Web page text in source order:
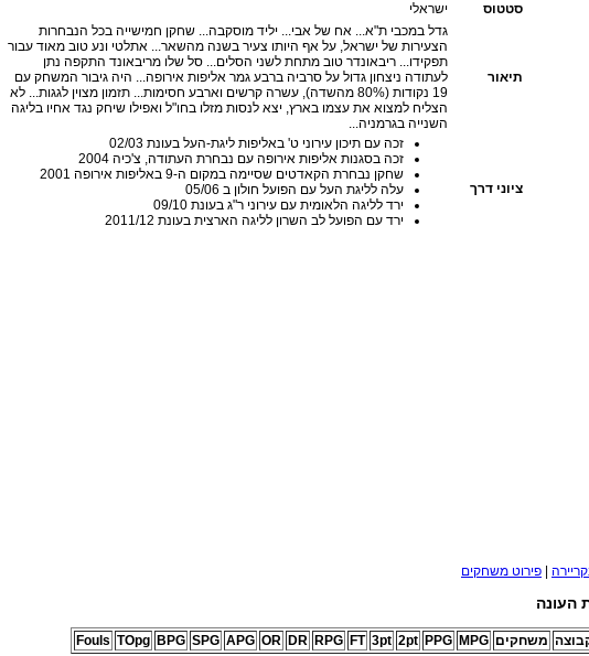
סטטוס
ישראלי
תיאור
גדל במכבי ת"א... אח של אבי... יליד מוסקבה... שחקן חמישייה בכל הנבחרות
הצעירות של ישראל, על אף היותו צעיר בשנה מהשאר... אתלטי ונע טוב מאוד עבור
תפקידו... ריבאונדר טוב מתחת לשני הסלים... סל שלו מריבאונד התקפה נתן
לעתודה ניצחון גדול על סרביה ברבע גמר אליפות אירופה... היה גיבור המשחק עם
19 נקודות (80% מהשדה), עשרה קרשים וארבע חסימות... תזמון מצוין לגגות... לא
הצליח למצוא את עצמו בארץ, יצא לנסות מזלו בחו"ל ואפילו שיחק נגד אחיו בליגה
השנייה בגרמניה...
ציוני דרך
זכה עם תיכון עירוני ט' באליפות ליגת-העל בעונת 02/03
זכה בסגנות אליפות אירופה עם נבחרת העתודה, צ'כיה 2004
שחקן נבחרת הקאדטים שסיימה במקום ה-9 באליפות אירופה 2001
עלה לליגת העל עם הפועל חולון ב 05/06
ירד לליגה הלאומית עם עירוני ר"ג בעונת 09/10
ירד עם הפועל לב השרון לליגה הארצית בעונת 2011/12
פירוט משחקים
העונה
משחקים MPG
PPG
2pt
3pt
FT
RPG
DR
OR
APG
SPG
BPG
TOpg
Fouls